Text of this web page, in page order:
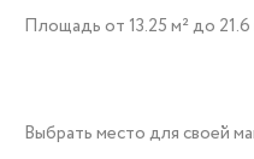
Площадь от 13.25 м² до 21.6
Выбрать место для своей